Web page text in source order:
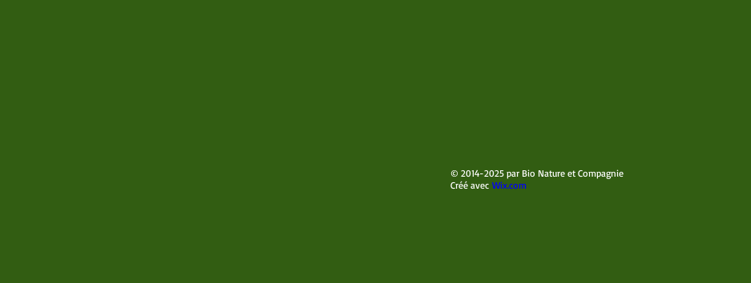
© 2014-2025 par Bio Nature et Compagnie
Créé avec Wix.com